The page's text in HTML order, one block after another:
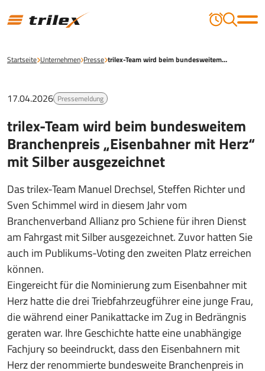
Startseite Unternehmen Presse trilex-Team wird beim bundesweitem…
17.04.2026 Pressemeldung
trilex-Team wird beim bundesweitem
Branchenpreis „Eisenbahner mit Herz“
mit Silber ausgezeichnet
Das trilex-Team Manuel Drechsel, Steffen Richter und
Sven Schimmel wird in diesem Jahr vom
Branchenverband Allianz pro Schiene für ihren Dienst
am Fahrgast mit Silber ausgezeichnet. Zuvor hatten Sie
auch im Publikums-Voting den zweiten Platz erreichen
können.
Eingereicht für die Nominierung zum Eisenbahner mit
Herz hatte die drei Triebfahrzeugführer eine junge Frau,
die während einer Panikattacke im Zug in Bedrängnis
geraten war. Ihre Geschichte hatte eine unabhängige
Fachjury so beeindruckt, dass den Eisenbahnern mit
Herz der renommierte bundesweite Branchenpreis in